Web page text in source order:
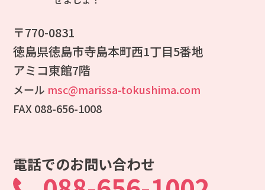
〒770-0831
徳島県徳島市寺島本町西1丁目5番地
アミコ東館7階
メール msc@marissa-tokushima.com
FAX 088-656-1008
電話でのお問い合わせ